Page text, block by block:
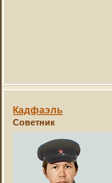
Кадфаэль
Советник